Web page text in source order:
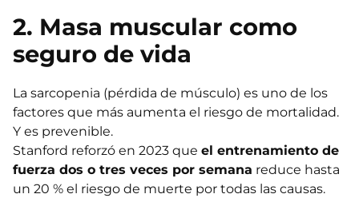
2. Masa muscular como
seguro de vida
La sarcopenia (pérdida de músculo) es uno de los
factores que más aumenta el riesgo de mortalidad.
Y es prevenible.
Stanford reforzó en 2023 que el entrenamiento de
fuerza dos o tres veces por semana reduce hasta
un 20 % el riesgo de muerte por todas las causas.